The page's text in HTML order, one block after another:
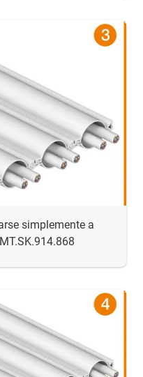
simplemente a